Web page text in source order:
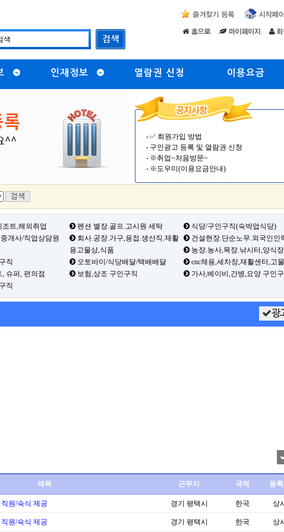
인재정보 열람권 신청 이용요금
✅ 회원가입 방법
구인광고 등록 및 열람권 신청
※취업~처음방문~
※도우미(이용요금안내)
트,해외취업 펜션 별장.골프.고시원 세탁
식당/구인구직(숙박업식당)
개사/직업상담원
회사.공장.가구,용접.생산직.재활
용고물상,식품
건설현장.단순노무.외국인인
농장.농사,목장.낚시터,양식장
직 오토바이/식당배달/택배배달
cnc체용,세차장,재활센터,고
슈퍼, 편의점 보험,상조 구인구직
가사,베이비,간병,요양 구인
직
광
제목 근무지 국적 등
원/숙식 제공 경기 평택시 한국 상
원/숙식 제공 경기 평택시 한국 상